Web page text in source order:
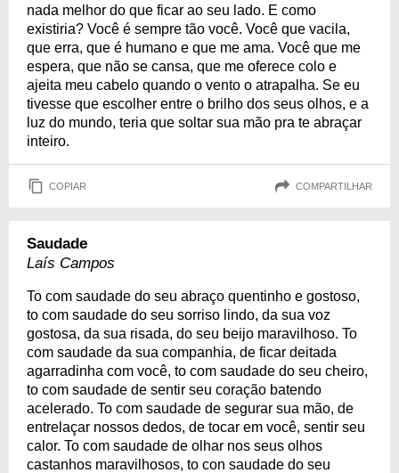
nada melhor do que ficar ao seu lado. E como
existiria? Você é sempre tão você. Você que vacila,
que erra, que é humano e que me ama. Você que me
espera, que não se cansa, que me oferece colo e
ajeita meu cabelo quando o vento o atrapalha. Se eu
tivesse que escolher entre o brilho dos seus olhos, e a
luz do mundo, teria que soltar sua mão pra te abraçar
inteiro.
COPIAR COMPARTILHAR
Saudade
Laís Campos
To com saudade do seu abraço quentinho e gostoso,
to com saudade do seu sorriso lindo, da sua voz
gostosa, da sua risada, do seu beijo maravilhoso. To
com saudade da sua companhia, de ficar deitada
agarradinha com você, to com saudade do seu cheiro,
to com saudade de sentir seu coração batendo
acelerado. To com saudade de segurar sua mão, de
entrelaçar nossos dedos, de tocar em você, sentir seu
calor. To com saudade de olhar nos seus olhos
castanhos maravilhosos, to con saudade do seu